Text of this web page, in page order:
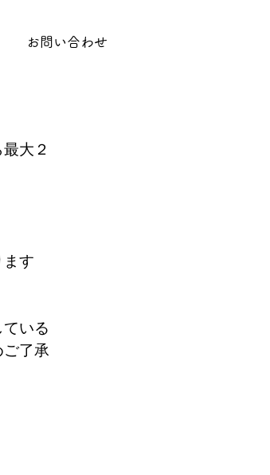
お問い合わせ
大２
す
いる
了承